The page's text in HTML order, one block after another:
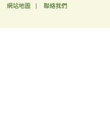
網站地圖 聯絡我們